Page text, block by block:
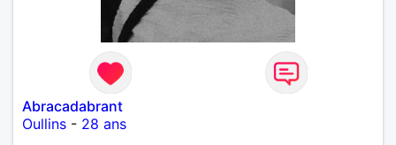
Abracadabrant
Oullins - 28 ans